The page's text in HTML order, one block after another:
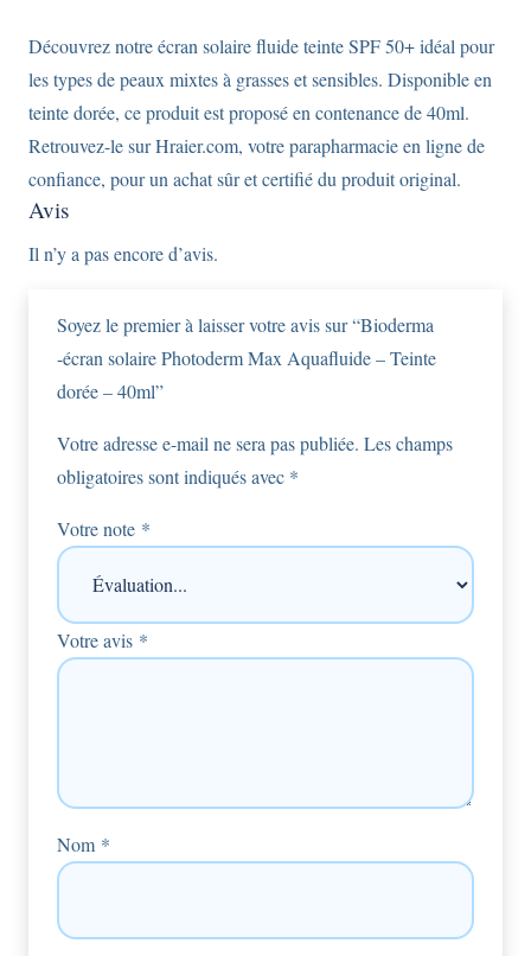
40ml
Découvrez notre écran solaire fluide teinte SPF 50+ idéal pour
les types de peaux mixtes à grasses et sensibles. Disponible en
teinte dorée, ce produit est proposé en contenance de 40ml.
Retrouvez-le sur Hraier.com, votre parapharmacie en ligne de
confiance, pour un achat sûr et certifié du produit original.
Avis
Il n’y a pas encore d’avis.
Soyez le premier à laisser votre avis sur “Bioderma
-écran solaire Photoderm Max Aquafluide – Teinte
dorée – 40ml”
Votre adresse e-mail ne sera pas publiée. Les champs
obligatoires sont indiqués avec *
Votre note *
Votre avis *
Nom *